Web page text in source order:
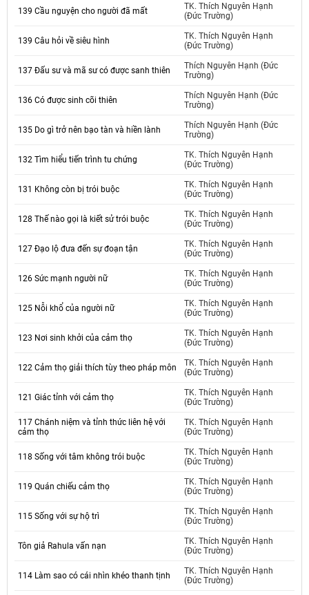
139 Cầu nguyện cho người đã mất
TK. Thích Nguyên Hạnh
(Đức Trường)
139 Câu hỏi về siêu hình
TK. Thích Nguyên Hạnh
(Đức Trường)
137 Đấu sư và mã sư có được sanh thiên
Thích Nguyên Hạnh (Đức
Trường)
136 Có được sinh cõi thiên
Thích Nguyên Hạnh (Đức
Trường)
135 Do gì trở nên bạo tàn và hiền lành
Thích Nguyên Hạnh (Đức
Trường)
132 Tìm hiểu tiến trình tu chứng
TK. Thích Nguyên Hạnh
(Đức Trường)
131 Không còn bị trói buộc
TK. Thích Nguyên Hạnh
(Đức Trường)
128 Thế nào gọi là kiết sử trói buộc
TK. Thích Nguyên Hạnh
(Đức Trường)
127 Đạo lộ đưa đến sự đoạn tận
TK. Thích Nguyên Hạnh
(Đức Trường)
126 Sức mạnh người nữ
TK. Thích Nguyên Hạnh
(Đức Trường)
125 Nỗi khổ của người nữ
TK. Thích Nguyên Hạnh
(Đức Trường)
123 Nơi sinh khởi của cảm thọ
TK. Thích Nguyên Hạnh
(Đức Trường)
122 Cảm thọ giải thích tùy theo pháp môn
TK. Thích Nguyên Hạnh
(Đức Trường)
121 Giác tỉnh với cảm thọ
TK. Thích Nguyên Hạnh
(Đức Trường)
117 Chánh niệm và tỉnh thức liên hệ với
cảm thọ
TK. Thích Nguyên Hạnh
(Đức Trường)
118 Sống với tâm không trói buộc
TK. Thích Nguyên Hạnh
(Đức Trường)
119 Quán chiếu cảm thọ
TK. Thích Nguyên Hạnh
(Đức Trường)
115 Sống với sự hộ trì
TK. Thích Nguyên Hạnh
(Đức Trường)
Tôn giả Rahula vấn nạn
TK. Thích Nguyên Hạnh
(Đức Trường)
114 Làm sao có cái nhìn khéo thanh tịnh
TK. Thích Nguyên Hạnh
(Đức Trường)